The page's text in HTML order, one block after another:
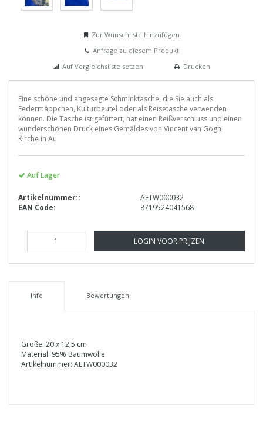
Zur Wunschliste hinzufügen
Anfrage zu diesem Produkt
Auf Vergleichsliste setzen
Drucken
Eine schöne und angesagte Schminktasche, die Sie auch als
Federmäppchen, Kulturbeutel oder als Reisetasche verwenden
können. Die Tasche ist gefüttert, hat einen Reißverschluss und einen
wunderschönen Druck eines Gemäldes von Vincent van Gogh:
Kirche in Au
Auf Lager
Artikelnummer::
AETW000032
EAN Code:
8719524041568
LOGIN VOOR PRIJZEN
Info Bewertungen
Größe: 20 x 12,5 cm
Material: 95% Baumwolle
Artikelnummer: AETW000032